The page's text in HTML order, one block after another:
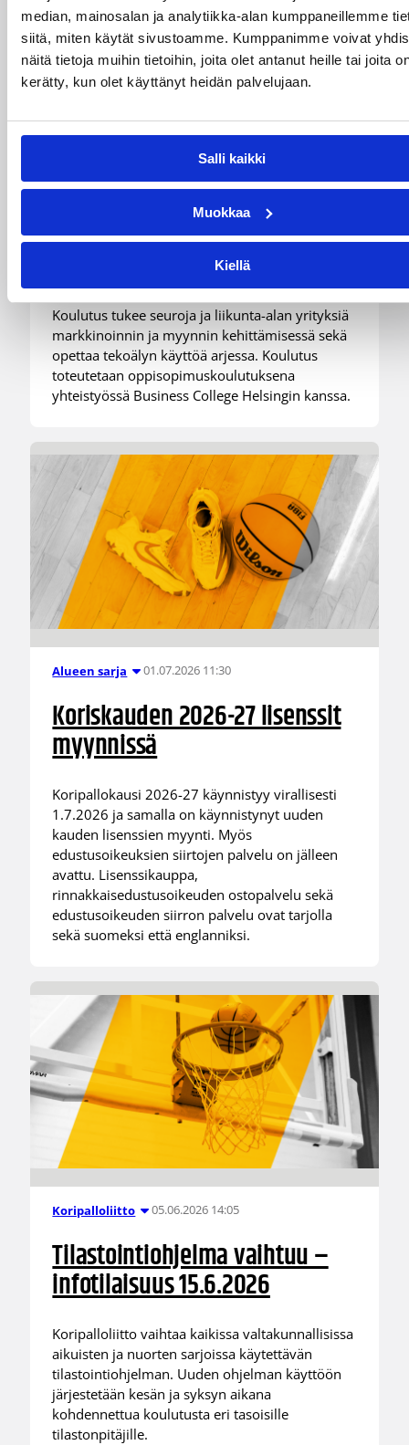
median, mainosalan ja analytiikka-alan kumppaneillemme
siitä, miten käytät sivustoamme. Kumppanimme voivat
näitä tietoja muihin tietoihin, joita olet antanut heille tai joita
kerätty, kun olet käyttänyt heidän palvelujaan.
Salli kaikki
Muokkaa
Kiellä
Koripalloliitto 03.08.2026 15:25
Game On – Markkinoinnin
mestariksi -koulutus
Koulutus tukee seuroja ja liikunta-alan yrityksiä
markkinoinnin ja myynnin kehittämisessä sekä
opettaa tekoälyn käyttöä arjessa. Koulutus
toteutetaan oppisopimuskoulutuksena
yhteistyössä Business College Helsingin kanssa.
Alueen sarja 01.07.2026 11:30
Koriskauden 2026-27 lisenssit
myynnissä
Koripallokausi 2026-27 käynnistyy virallisesti
1.7.2026 ja samalla on käynnistynyt uuden
kauden lisenssien myynti. Myös
edustusoikeuksien siirtojen palvelu on jälleen
avattu. Lisenssikauppa,
rinnakkaisedustusoikeuden ostopalvelu sekä
edustusoikeuden siirron palvelu ovat tarjolla
sekä suomeksi että englanniksi.
Koripalloliitto 05.06.2026 14:05
Tilastointiohjelma vaihtuu –
infotilaisuus 15.6.2026
Koripalloliitto vaihtaa kaikissa valtakunnallisissa
aikuisten ja nuorten sarjoissa käytettävän
tilastointiohjelman. Uuden ohjelman käyttöön
järjestetään kesän ja syksyn aikana
kohdennettua koulutusta eri tasoisille
tilastonpitäjille.